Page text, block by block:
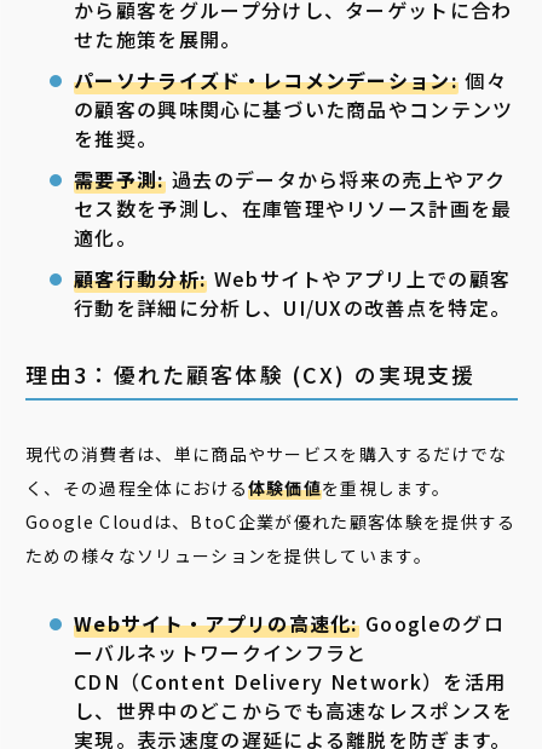
から顧客をグループ分けし、ターゲットに合わ
せた施策を展開。
パーソナライズド・レコメンデーション: 個々
の顧客の興味関心に基づいた商品やコンテンツ
を推奨。
需要予測:過去のデータから将来の売上やアク
セス数を予測し、在庫管理やリソース計画を最
適化。
顧客行動分析: Webサイトやアプリ上での顧客
行動を詳細に分析し、UI/UXの改善点を特定。
理由3：優れた顧客体験 (CX) の実現支援
現代の消費者は、単に商品やサービスを購入するだけでな
く、その過程全体における体験価値を重視します。
Google Cloudは、BtoC企業が優れた顧客体験を提供する
ための様々なソリューションを提供しています。
Webサイト・アプリの高速化:Googleのグロ
ーバルネットワークインフラと
CDN（Content Delivery Network）を活用
し、世界中のどこからでも高速なレスポンスを
実現。表示速度の遅延による離脱を防ぎます。